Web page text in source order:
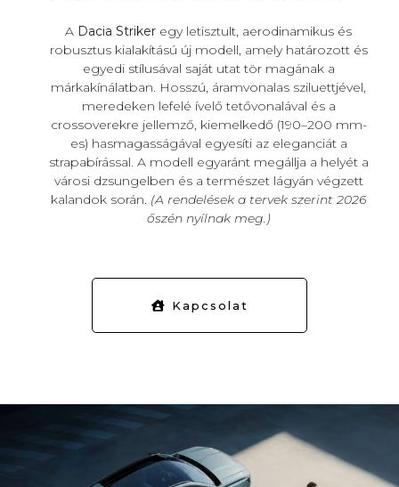
A Dacia Striker egy letisztult, aerodinamikus és
robusztus kialakítású új modell, amely határozott és
egyedi stílusával saját utat tör magának a
márkakínálatban. Hosszú, áramvonalas sziluettjével,
meredeken lefelé ívelő tetővonalával és a
crossoverekre jellemző, kiemelkedő (190–200 mm-
es) hasmagasságával egyesíti az eleganciát a
strapabírással. A modell egyaránt megállja a helyét a
városi dzsungelben és a természet lágyán végzett
kalandok során. (A rendelések a tervek szerint 2026
őszén nyílnak meg.)
Kapcsolat